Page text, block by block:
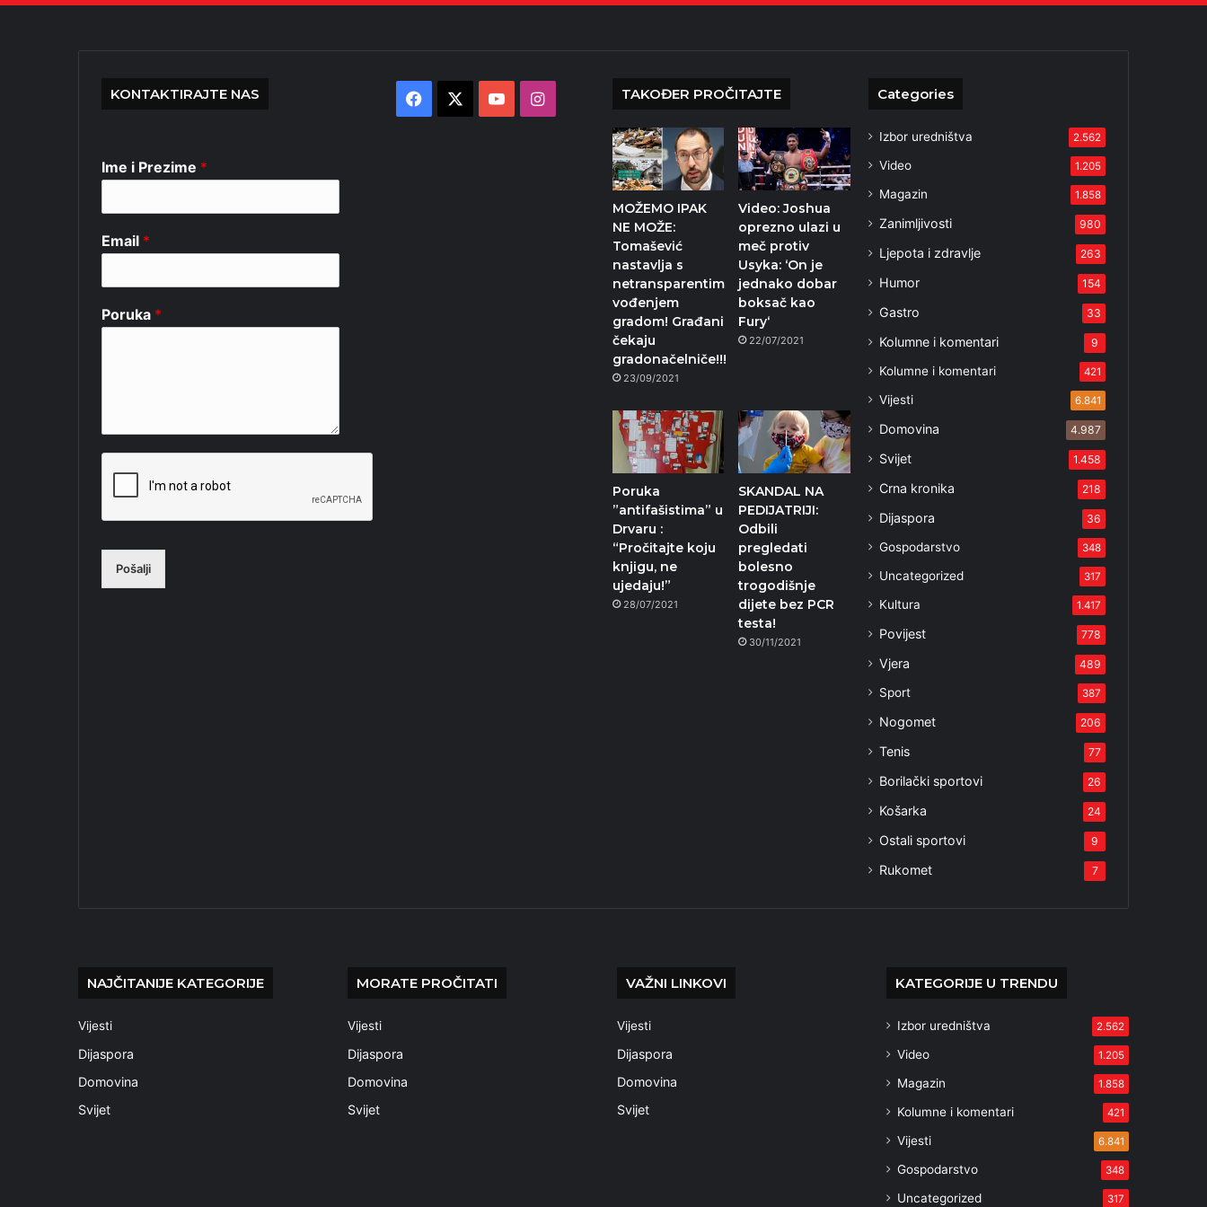
KONTAKTIRAJTE NAS
Ime i Prezime *
Email *
Poruka *
Pošalji
Facebook YouTubeInstagram TAKOĐER PROČITAJTE
MOŽEMO IPAK
NE MOŽE:
Tomašević
nastavlja s
netransparentim
vođenjem
gradom! Građani
čekaju
gradonačelniče!!!
23/09/2021
Video: Joshua
oprezno ulazi u
meč protiv
Usyka: ‘On je
jednako dobar
boksač kao
Fury‘
22/07/2021
Poruka
”antifašistima” u
Drvaru :
“Pročitajte koju
knjigu, ne
ujedaju!”
28/07/2021
SKANDAL NA
PEDIJATRIJI:
Odbili
pregledati
bolesno
trogodišnje
dijete bez PCR
testa!
30/11/2021
Categories
Izbor uredništva 2.562
Video 1.205
Magazin 1.858
Zanimljivosti 980
Ljepota i zdravlje 263
Humor 154
Gastro 33
Kolumne i komentari 9
Kolumne i komentari 421
Vijesti 6.841
Domovina 4.987
Svijet 1.458
Crna kronika 218
Dijaspora 36
Gospodarstvo 348
Uncategorized 317
Kultura 1.417
Povijest 778
Vjera 489
Sport 387
Nogomet 206
Tenis 77
Borilački sportovi 26
Košarka 24
Ostali sportovi 9
Rukomet 7
NAJČITANIJE KATEGORIJE
Vijesti
Dijaspora
Domovina
Svijet
MORATE PROČITATI
Vijesti
Dijaspora
Domovina
Svijet
VAŽNI LINKOVI
Vijesti
Dijaspora
Domovina
Svijet
KATEGORIJE U TRENDU
Izbor uredništva 2.562
Video 1.205
Magazin 1.858
Kolumne i komentari 421
Vijesti 6.841
Gospodarstvo 348
Uncategorized 317